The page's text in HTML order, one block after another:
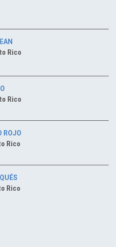
Rico
Rico
ROJO
Rico
Rico